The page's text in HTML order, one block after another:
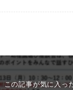
この記事が気に入っ